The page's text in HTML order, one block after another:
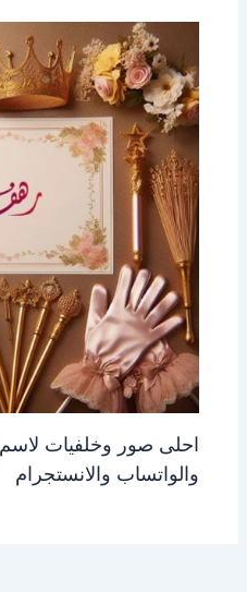
احلى صور وخلفيات
والواتساب والانستجرام